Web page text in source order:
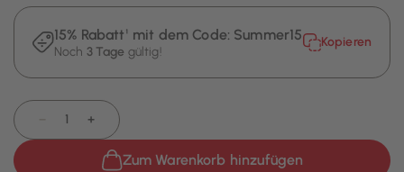
15% Rabatt¹ mit dem Code: Summer15
Noch 3 Tage gültig!
Kopieren
+
Zum Warenkorb hinzufügen